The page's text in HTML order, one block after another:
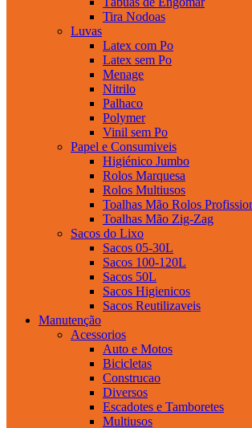
Tira Nodoas
Luvas
Latex com Po
Latex sem Po
Menage
Nitrilo
Palhaco
Polymer
Vinil sem Po
Papel e Consumiveis
Higiénico Jumbo
Rolos Marquesa
Rolos Multiusos
Toalhas Mão Rolos
Toalhas Mão Zig-Zag
Sacos do Lixo
Sacos 05-30L
Sacos 100-120L
Sacos 50L
Sacos Higienicos
Sacos Reutilizaveis
Manutenção
Acessorios
Auto e Motos
Bicicletas
Construcao
Diversos
Escadotes e Tamboretes
Multiusos